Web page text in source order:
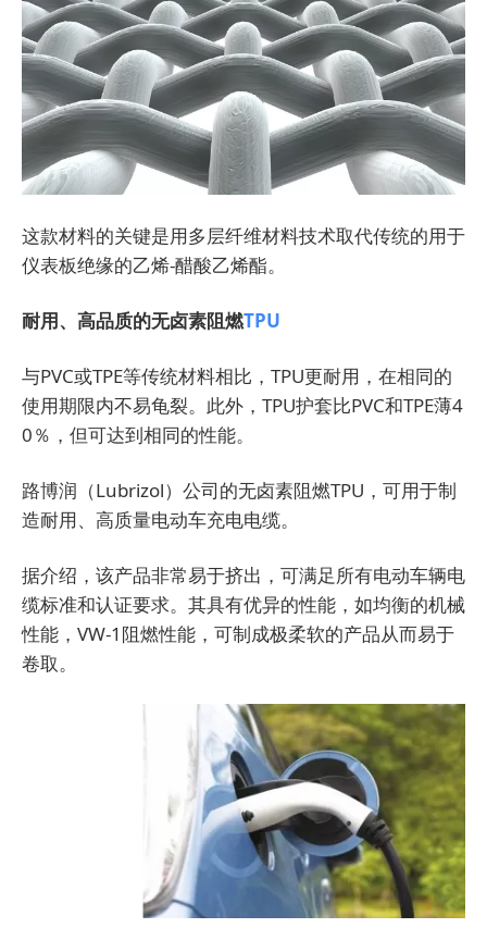
这款材料的关键是用多层纤维材料技术取代传统的用于
仪表板绝缘的乙烯-醋酸乙烯酯。
耐用、高品质的无卤素阻燃TPU
与PVC或TPE等传统材料相比，TPU更耐用，在相同的
使用期限内不易龟裂。此外，TPU护套比PVC和TPE薄4
0％，但可达到相同的性能。
路博润（Lubrizol）公司的无卤素阻燃TPU，可用于制
造耐用、高质量电动车充电电缆。
据介绍，该产品非常易于挤出，可满足所有电动车辆电
缆标准和认证要求。其具有优异的性能，如均衡的机械
性能，VW-1阻燃性能，可制成极柔软的产品从而易于
卷取。